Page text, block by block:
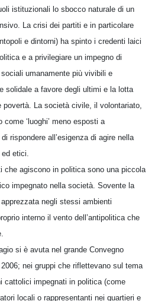
istituzionali lo sbocco naturale di un
La crisi dei partiti e in particolare
e dintorni) ha spinto i credenti laici
e a privilegiare un impegno di
umanamente più vivibili e
solidale a favore degli ultimi e la lotta
La società civile, il volontariato,
‘luoghi’ meno esposti a
rispondere all’esigenza di agire nella
etici.
che agiscono in politica sono una piccola
impegnato nella società. Sovente la
negli stessi ambienti
interno il vento dell’antipolitica che
si è avuta nel grande Convegno
nei gruppi che riflettevano sul tema
cattolici impegnati in politica (come
locali o rappresentanti nei quartieri e